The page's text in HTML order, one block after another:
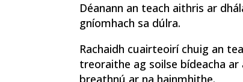
Déanann an teach aithris ar
gníomhach sa dúlra.
Rachaidh cuairteoirí chuig an
treoraithe ag soilse bídeacha